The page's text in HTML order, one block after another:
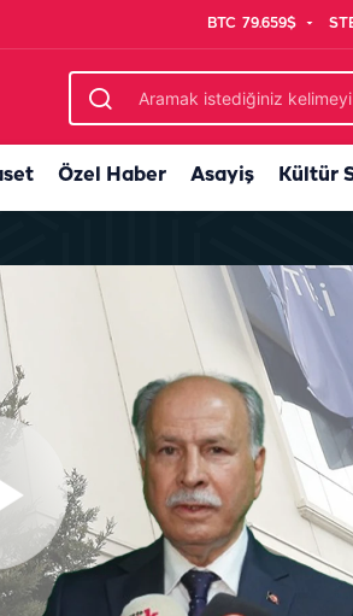
BTC 79.659$
Özel Haber Asayiş Kültür
aroma katan özel karışım